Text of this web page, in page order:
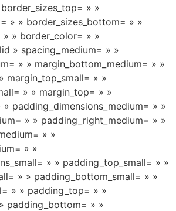
» »
» » border_sizes_bottom= » »
» » border_color= » »
» spacing_medium= » »
» » margin_bottom_medium= » »
margin_top_small= » »
» » margin_top= » »
padding_dimensions_medium= » »
» » padding_right_medium= » »
» »
» »
» » padding_top_small= » »
» » padding_bottom_small= » »
» » padding_top= » »
padding_bottom= » »